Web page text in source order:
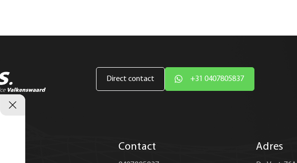
Direct contact +31 0407805837
Contact Adres